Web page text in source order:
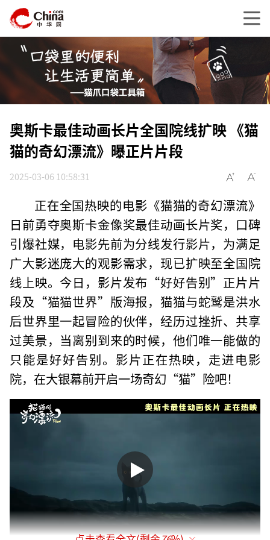
奥斯卡最佳动画长片全国院线扩映 《猫
猫的奇幻漂流》曝正片片段
2025-03-06 10:58:31
正在全国热映的电影《猫猫的奇幻漂流》
日前勇夺奥斯卡金像奖最佳动画长片奖，口碑
引爆社媒，电影先前为分线发行影片，为满足
广大影迷庞大的观影需求，现已扩映至全国院
线上映。今日，影片发布“好好告别”正片片
段及“猫猫世界”版海报，猫猫与蛇鹫是洪水
后世界里一起冒险的伙伴，经历过挫折、共享
过美景，当离别到来的时候，他们唯一能做的
只能是好好告别。影片正在热映，走进电影
院，在大银幕前开启一场奇幻“猫”险吧！